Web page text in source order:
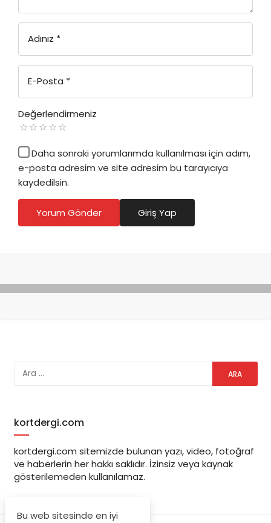
Adınız *
E-Posta *
Değerlendirmeniz
Daha sonraki yorumlarımda kullanılması için adım,
e-posta adresim ve site adresim bu tarayıcıya
kaydedilsin.
Yorum Gönder Giriş Yap
kortdergi.com
kortdergi.com sitemizde bulunan yazı, video, fotoğraf
ve haberlerin her hakkı saklıdır. İzinsiz veya kaynak
gösterilemeden kullanılamaz.
Bu web sitesinde en iyi